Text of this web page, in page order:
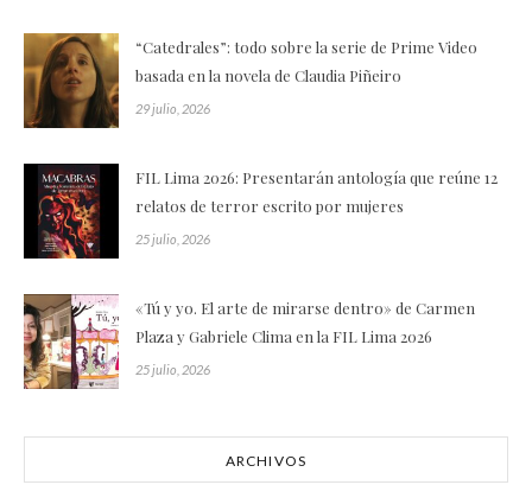
“Catedrales”: todo sobre la serie de Prime Video
basada en la novela de Claudia Piñeiro
29 julio, 2026
FIL Lima 2026: Presentarán antología que reúne 12
relatos de terror escrito por mujeres
25 julio, 2026
«Tú y yo. El arte de mirarse dentro» de Carmen
Plaza y Gabriele Clima en la FIL Lima 2026
25 julio, 2026
ARCHIVOS